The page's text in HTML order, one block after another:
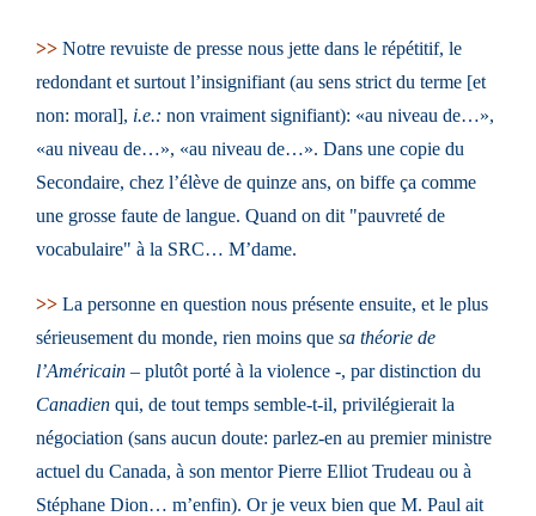
>> Notre revuiste de presse nous jette dans le répétitif, le
redondant et surtout l’insignifiant (au sens strict du terme [et
non: moral], i.e.: non vraiment signifiant): «au niveau de…»,
«au niveau de…», «au niveau de…». Dans une copie du
Secondaire, chez l’élève de quinze ans, on biffe ça comme
une grosse faute de langue. Quand on dit "pauvreté de
vocabulaire" à la SRC… M’dame.
>> La personne en question nous présente ensuite, et le plus
sérieusement du monde, rien moins que sa théorie de
l’Américain – plutôt porté à la violence -, par distinction du
Canadien qui, de tout temps semble-t-il, privilégierait la
négociation (sans aucun doute: parlez-en au premier ministre
actuel du Canada, à son mentor Pierre Elliot Trudeau ou à
Stéphane Dion… m’enfin). Or je veux bien que M. Paul ait